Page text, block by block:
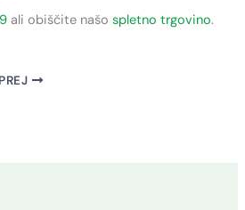
ali obiščite našospletno trgovino.